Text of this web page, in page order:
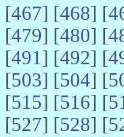
[467] [468] [
[479] [480] [
[491] [492] [
[503] [504] [
[515] [516] [
[527] [528] [